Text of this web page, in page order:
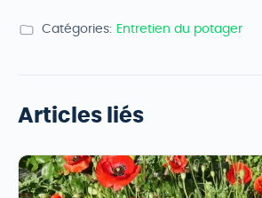
Catégories: Entretien du potager
Articles liés